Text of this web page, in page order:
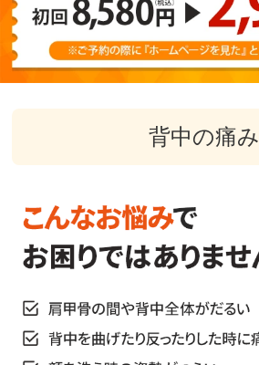
背中の痛み